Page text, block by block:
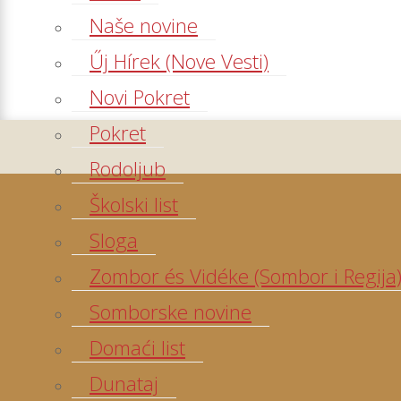
Naše novine
Űj Hírek (Nove Vesti)
Novi Pokret
Pokret
Rodoljub
Školski list
Sloga
Zombor és Vidéke (Sombor i Regija)
Somborske novine
Domaći list
Dunataj